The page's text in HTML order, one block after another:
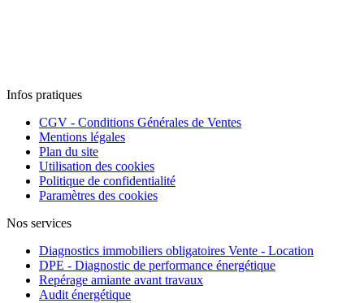
Infos pratiques
CGV - Conditions Générales de Ventes
Mentions légales
Plan du site
Utilisation des cookies
Politique de confidentialité
Paramètres des cookies
Nos services
Diagnostics immobiliers obligatoires Vente - Location
DPE - Diagnostic de performance énergétique
Repérage amiante avant travaux
Audit énergétique